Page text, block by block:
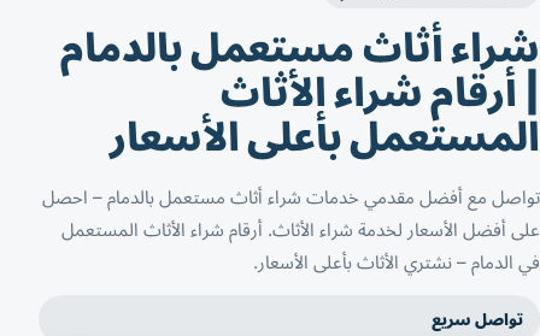
شراء أثاث مستعمل بالدمام
| أرقام شراء الأثاث
المستعمل بأعلى الأسعار
تواصل مع أفضل مقدمي خدمات شراء أثاث مستعمل بالدمام – احصل
على أفضل الأسعار لخدمة شراء الأثاث. أرقام شراء الأثاث المستعمل
في الدمام – نشتري الأثاث بأعلى الأسعار.
تواصل سريع